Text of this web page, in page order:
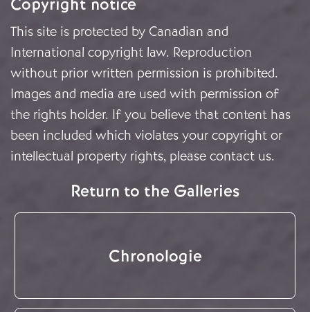
Copyright notice
This site is protected by Canadian and
International copyright law. Reproduction
without prior written permission is prohibited.
Images and media are used with permission of
the rights holder. If you believe that content has
been included which violates your copyright or
intellectual property rights, please contact us.
Return to the Galleries
Chronologie